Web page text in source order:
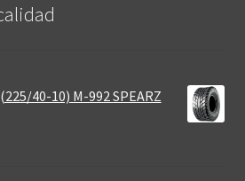
40-10) M-992 SPEARZ